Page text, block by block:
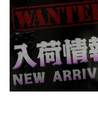
ブラック 黒 ゴスロリ ゴ
シックロリータ 和ゴス V
系 ダークファッション
ライブ衣装 舞台衣装 ス
テージ衣装